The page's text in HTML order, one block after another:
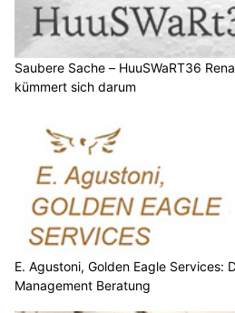
Saubere Sache – HuuSWaRT36
kümmert sich darum
E. Agustoni, Golden Eagle Services:
Management Beratung